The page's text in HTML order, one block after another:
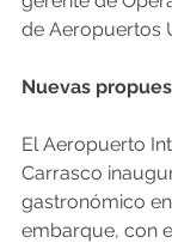
de Aeropuertos
Nuevas
El Aeropuerto
Carrasco
gastronómico
embarque, con